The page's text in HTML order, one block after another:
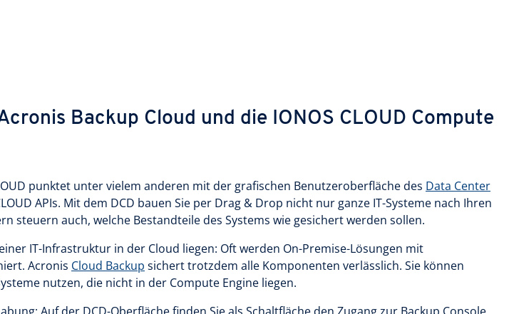
Backup Cloud und die IONOS CLOUD Compute
punktet unter vielem anderen mit der grafischen Benutzeroberfläche des Data Center
APIs. Mit dem DCD bauen Sie per Drag & Drop nicht nur ganze IT-Systeme nach Ihren
steuern auch, welche Bestandteile des Systems wie gesichert werden sollen.
IT-Infrastruktur in der Cloud liegen: Oft werden On-Premise-Lösungen mit
Acronis Cloud Backup sichert trotzdem alle Komponenten verlässlich. Sie können
nutzen, die nicht in der Compute Engine liegen.